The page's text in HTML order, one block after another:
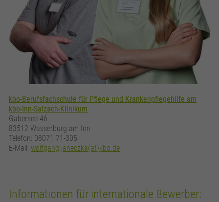
kbo-Berufsfachschule für Pflege und Krankenpflegehilfe am
kbo-Inn-Salzach-Klinikum
Gabersee 46
83512 Wasserburg am Inn
Telefon: 08071 71-305
E-Mail:wolfgang.janeczka(at)kbo.de
Informationen für internationale Bewerber: